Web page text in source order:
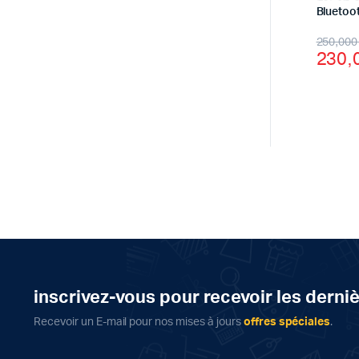
price
price
inscrivez-vous pour recevoir les
Recevoir un E-mail pour nos mises à jours offres spéciales.